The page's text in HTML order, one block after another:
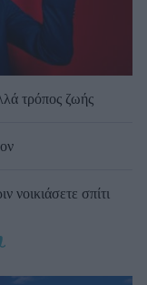
τρόπος ζωής
νοικιάσετε σπίτι